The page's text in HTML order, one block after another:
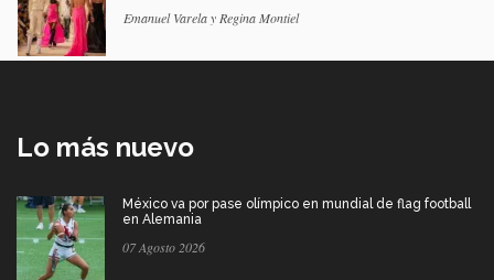
Emanuel Varela y Regina Montiel
Lo más nuevo
México va por pase olímpico en mundial de flag football
en Alemania
07 Agosto 2026